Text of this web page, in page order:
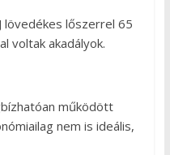
lövedékes lőszerrel 65
voltak akadályok.
működött
nem is ideális,